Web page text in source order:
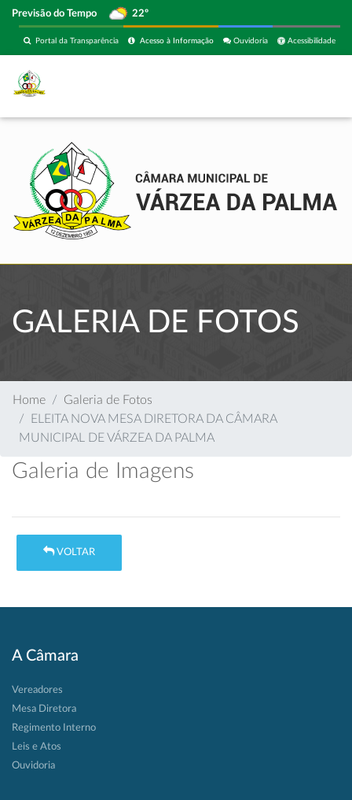
Previsão do Tempo 22º
Acessibilidade
Ouvidoria
Acesso à Informação
Portal da Transparência
GALERIA DE FOTOS
Home
Galeria de Fotos
ELEITA NOVA MESA DIRETORA DA CÂMARA
MUNICIPAL DE VÁRZEA DA PALMA
Galeria de Imagens
VOLTAR
A Câmara
Vereadores
Mesa Diretora
Regimento Interno
Leis e Atos
Ouvidoria